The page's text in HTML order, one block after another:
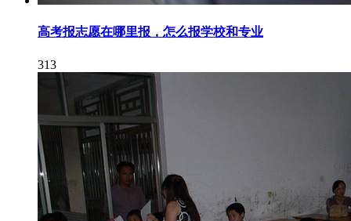
高考报志愿在哪里报，怎么报学校和专业
313